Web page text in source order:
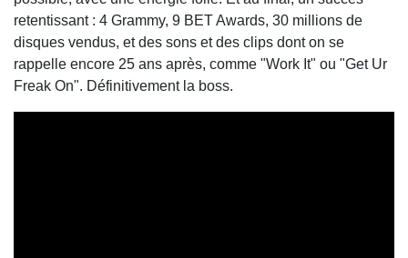
retentissant : 4 Grammy, 9 BET Awards, 30 millions de
disques vendus, et des sons et des clips dont on se
rappelle encore 25 ans après, comme "Work It" ou "Get Ur
Freak On". Définitivement la boss.